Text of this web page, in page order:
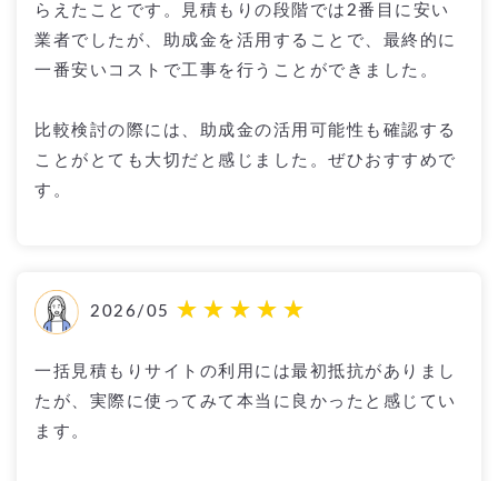
らえたことです。見積もりの段階では2番目に安い
業者でしたが、助成金を活用することで、最終的に
一番安いコストで工事を行うことができました。
比較検討の際には、助成金の活用可能性も確認する
ことがとても大切だと感じました。ぜひおすすめで
す。
2026/05
一括見積もりサイトの利用には最初抵抗がありまし
たが、実際に使ってみて本当に良かったと感じてい
ます。